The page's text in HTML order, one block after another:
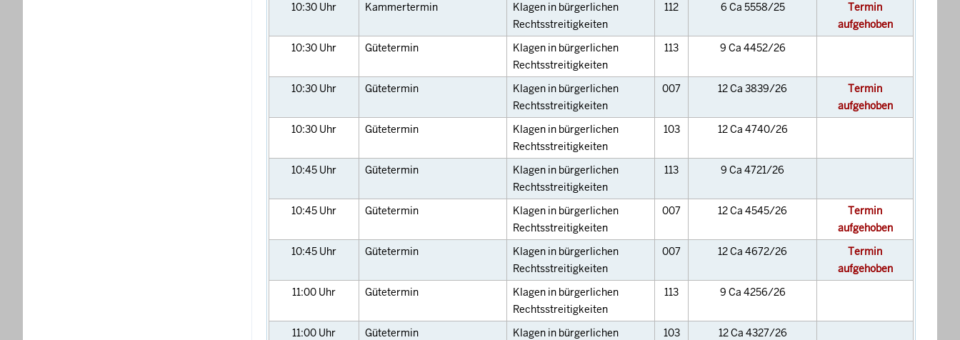
10:30 Uhr Kammertermin
Klagen in bürgerlichen
Rechtsstreitigkeiten
112 6 Ca 5558/25
Termin
aufgehoben
10:30 Uhr Gütetermin
Klagen in bürgerlichen
Rechtsstreitigkeiten
113 9 Ca 4452/26
10:30 Uhr Gütetermin
Klagen in bürgerlichen
Rechtsstreitigkeiten
007 12 Ca 3839/26
Termin
aufgehoben
10:30 Uhr Gütetermin
Klagen in bürgerlichen
Rechtsstreitigkeiten
103 12 Ca 4740/26
10:45 Uhr Gütetermin
Klagen in bürgerlichen
Rechtsstreitigkeiten
113 9 Ca 4721/26
10:45 Uhr Gütetermin
Klagen in bürgerlichen
Rechtsstreitigkeiten
007 12 Ca 4545/26
Termin
aufgehoben
10:45 Uhr Gütetermin
Klagen in bürgerlichen
Rechtsstreitigkeiten
007 12 Ca 4672/26
Termin
aufgehoben
11:00 Uhr Gütetermin
Klagen in bürgerlichen
Rechtsstreitigkeiten
113 9 Ca 4256/26
11:00 Uhr Gütetermin
Klagen in bürgerlichen
103 12 Ca 4327/26